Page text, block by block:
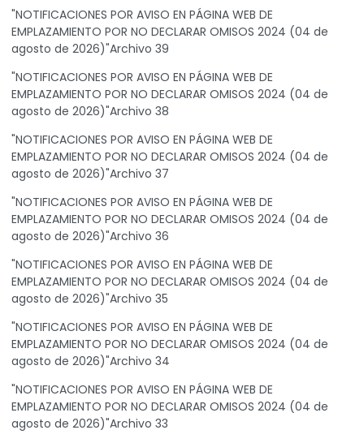
"NOTIFICACIONES POR AVISO EN PÁGINA WEB DE
EMPLAZAMIENTO POR NO DECLARAR OMISOS 2024 (04 de
agosto de 2026)"Archivo 39
"NOTIFICACIONES POR AVISO EN PÁGINA WEB DE
EMPLAZAMIENTO POR NO DECLARAR OMISOS 2024 (04 de
agosto de 2026)"Archivo 38
"NOTIFICACIONES POR AVISO EN PÁGINA WEB DE
EMPLAZAMIENTO POR NO DECLARAR OMISOS 2024 (04 de
agosto de 2026)"Archivo 37
"NOTIFICACIONES POR AVISO EN PÁGINA WEB DE
EMPLAZAMIENTO POR NO DECLARAR OMISOS 2024 (04 de
agosto de 2026)"Archivo 36
"NOTIFICACIONES POR AVISO EN PÁGINA WEB DE
EMPLAZAMIENTO POR NO DECLARAR OMISOS 2024 (04 de
agosto de 2026)"Archivo 35
"NOTIFICACIONES POR AVISO EN PÁGINA WEB DE
EMPLAZAMIENTO POR NO DECLARAR OMISOS 2024 (04 de
agosto de 2026)"Archivo 34
"NOTIFICACIONES POR AVISO EN PÁGINA WEB DE
EMPLAZAMIENTO POR NO DECLARAR OMISOS 2024 (04 de
agosto de 2026)"Archivo 33